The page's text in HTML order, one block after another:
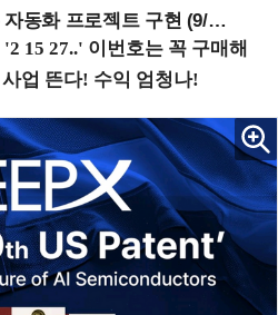
로젝트 구현 (9/16 ~17 강남역)